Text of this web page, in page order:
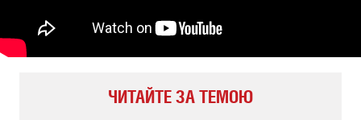
ЧИТАЙТЕ ЗА ТЕМОЮ